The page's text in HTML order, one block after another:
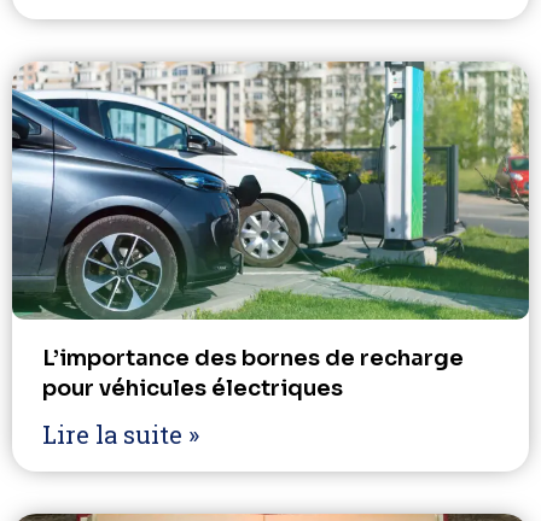
L’importance des bornes de recharge
pour véhicules électriques
Lire la suite »